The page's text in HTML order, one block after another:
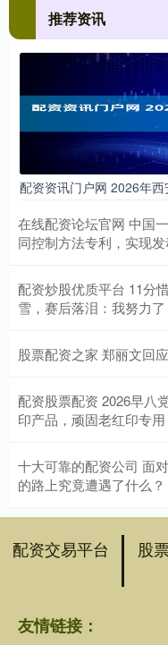
推荐资讯
配资资讯门户网 2026年
在线配资论坛官网 中国
同控制方法专利，实现
配资炒股优质平台 11分
雪，赛后落泪：我努力了
股票配资之家 郑丽文回
配资股票配资 2026早八
印产品，顽固老红印专
十大可靠的配资公司 面
的路上究竟遭遇了什么？
配资交易平台
股
友情链接：